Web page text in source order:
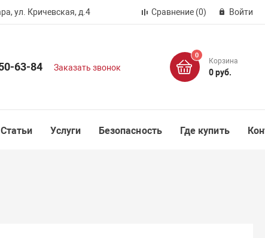
ул. Кричевская, д.4 Сравнение (0) Войти
63-84 Заказать звонок
0
Корзина
0 руб.
Статьи Услуги Безопасность Где купить